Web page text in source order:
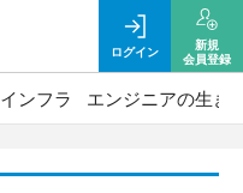
ログイン
新規
会員登録
インフラ エンジニアの生き